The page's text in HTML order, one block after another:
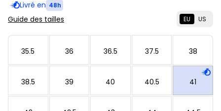
Livré en 48h
Guide des tailles EU US
35.5 36 36.5 37.5 38
38.5 39 40 40.5 41